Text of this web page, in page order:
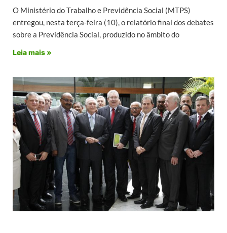
O Ministério do Trabalho e Previdência Social (MTPS)
entregou, nesta terça-feira (10), o relatório final dos debates
sobre a Previdência Social, produzido no âmbito do
Leia mais »